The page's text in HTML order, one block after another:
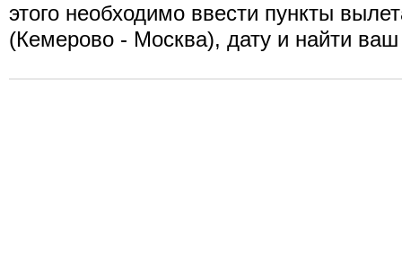
этого необходимо ввести пункты
(Кемерово - Москва), дату и найти